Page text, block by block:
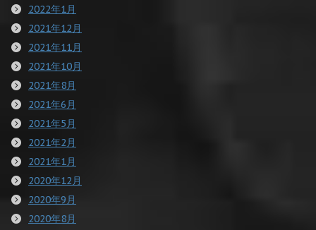
2022年1月
2021年12月
2021年11月
2021年10月
2021年8月
2021年6月
2021年5月
2021年2月
2021年1月
2020年12月
2020年9月
2020年8月